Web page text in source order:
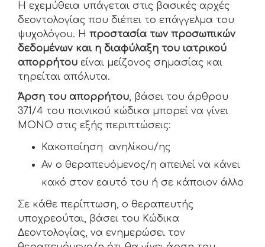
Η εχεμύθεια υπάγεται στις βασικές αρχές
δεοντολογίας που διέπει το επάγγελμα του
ψυχολόγου. Η προστασία των προσωπικών
δεδομένων και η διαφύλαξη του ιατρικού
απορρήτου είναι μείζονος σημασίας και
τηρείται απόλυτα.
Άρση του απορρήτου, βάσει του άρθρου
371/4 του ποινικού κώδικα μπορεί να γίνει
ΜΟΝΟ στις εξής περιπτώσεις:
Κακοποίηση ανηλίκου/ης
Αν ο θεραπευόμενος/η απειλεί να κάνει
κακό στον εαυτό του ή σε κάποιον άλλο
Σε κάθε περίπτωση, ο θεραπευτής
υποχρεούται, βάσει του Κώδικα
Δεοντολογίας, να ενημερώσει τον